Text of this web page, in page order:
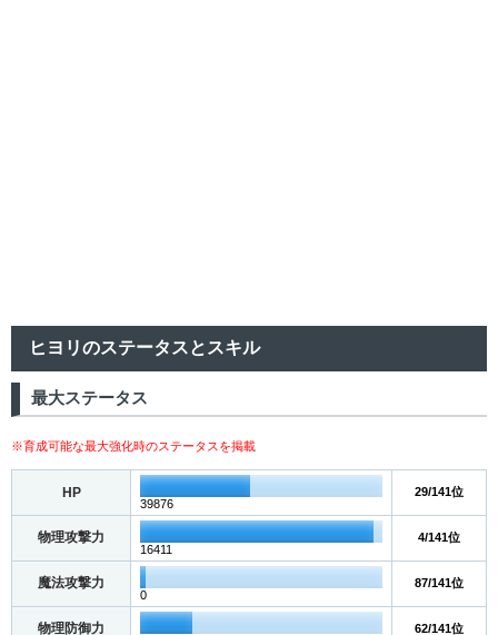
ヒヨリのステータスとスキル
最大ステータス
※育成可能な最大強化時のステータスを掲載
HP
39876
29/141位
物理攻撃力
16411
4/141位
魔法攻撃力
0
87/141位
物理防御力 62/141位